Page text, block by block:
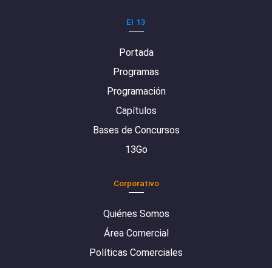
El 13
Portada
Programas
Programación
Capítulos
Bases de Concursos
13Go
Corporativo
Quiénes Somos
Área Comercial
Políticas Comerciales